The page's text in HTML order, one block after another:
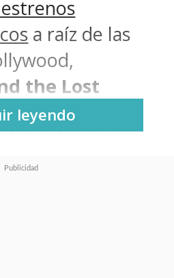
a raíz de las
the Lost
y el
finalmente
tráiler
leyendo